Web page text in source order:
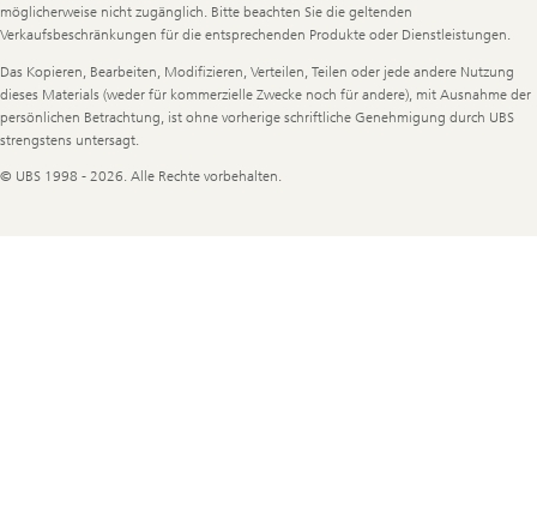
möglicherweise nicht zugänglich. Bitte beachten Sie die geltenden
Verkaufsbeschränkungen für die entsprechenden Produkte oder Dienstleistungen.
Das Kopieren, Bearbeiten, Modifizieren, Verteilen, Teilen oder jede andere Nutzung
dieses Materials (weder für kommerzielle Zwecke noch für andere), mit Ausnahme der
persönlichen Betrachtung, ist ohne vorherige schriftliche Genehmigung durch UBS
strengstens untersagt.
© UBS 1998 - 2026. Alle Rechte vorbehalten.